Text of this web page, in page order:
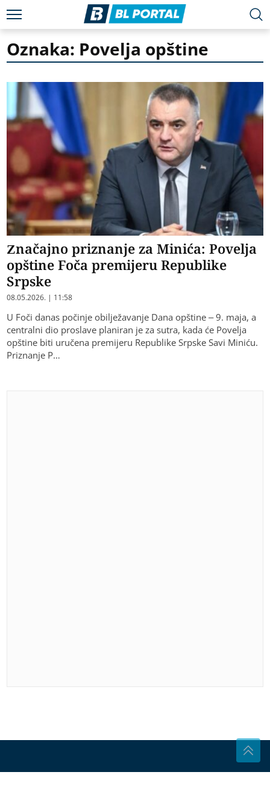
Oznaka: Povelja opštine
Značajno priznanje za Minića: Povelja
opštine Foča premijeru Republike
Srpske
08.05.2026. | 11:58
U Foči danas počinje obilježavanje Dana opštine – 9. maja, a
centralni dio proslave planiran je za sutra, kada će Povelja
opštine biti uručena premijeru Republike Srpske Savi Miniću.
Priznanje P…